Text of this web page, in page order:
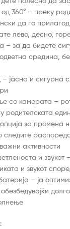
360° – преку
да го
лево, десно,
– ​​за да бидете
средина,
јасна и сигурна
со камерата –
родителската
за промена
следите
активности
и звукот –
и звукот
– ја